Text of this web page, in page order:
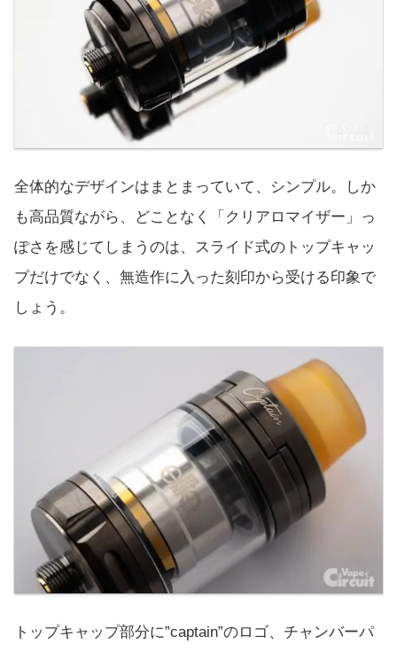
全体的なデザインはまとまっていて、シンプル。しか
も高品質ながら、どことなく「クリアロマイザー」っ
ぽさを感じてしまうのは、スライド式のトップキャッ
プだけでなく、無造作に入った刻印から受ける印象で
しょう。
トップキャップ部分に”captain”のロゴ、チャンバーパ